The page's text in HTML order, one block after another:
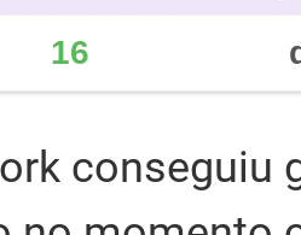
16
conseguiu